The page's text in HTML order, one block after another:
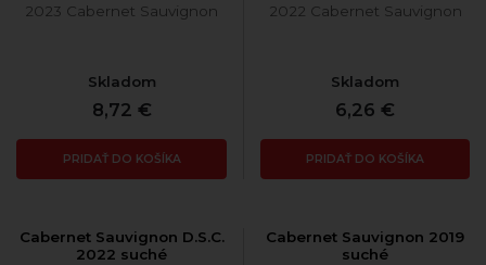
2023 Cabernet Sauvignon
Skladom
8,72 €
PRIDAŤ DO KOŠÍKA
2022 Cabernet Sauvignon
Skladom
6,26 €
PRIDAŤ DO KOŠÍKA
Cabernet Sauvignon D.S.C.
2022 suché
Cabernet Sauvignon 2019
suché